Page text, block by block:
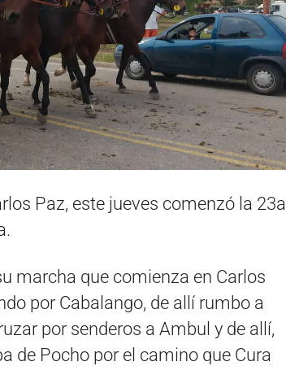
Paz, este jueves comenzó la 23a
marcha que comienza en Carlos
por Cabalango, de allí rumbo a
por senderos a Ambul y de allí,
de Pocho por el camino que Cura